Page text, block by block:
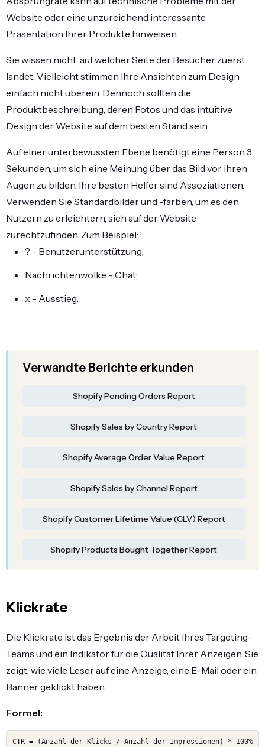
Website oder eine unzureichend interessante
Präsentation Ihrer Produkte hinweisen.
Sie wissen nicht, auf welcher Seite der Besucher zuerst
landet. Vielleicht stimmen Ihre Ansichten zum Design
einfach nicht überein. Dennoch sollten die
Produktbeschreibung, deren Fotos und das intuitive
Design der Website auf dem besten Stand sein.
Auf einer unterbewussten Ebene benötigt eine Person 3
Sekunden, um sich eine Meinung über das Bild vor ihren
Augen zu bilden. Ihre besten Helfer sind Assoziationen.
Verwenden Sie Standardbilder und -farben, um es den
Nutzern zu erleichtern, sich auf der Website
zurechtzufinden. Zum Beispiel:
? - Benutzerunterstützung;
Nachrichtenwolke - Chat;
x - Ausstieg.
Verwandte Berichte erkunden
Shopify Pending Orders Report
Shopify Sales by Country Report
Shopify Average Order Value Report
Shopify Sales by Channel Report
Shopify Customer Lifetime Value (CLV) Report
Shopify Products Bought Together Report
Klickrate
Die Klickrate ist das Ergebnis der Arbeit Ihres Targeting-
Teams und ein Indikator für die Qualität Ihrer Anzeigen. Sie
zeigt, wie viele Leser auf eine Anzeige, eine E-Mail oder ein
Banner geklickt haben.
Formel:
CTR = (Anzahl der Klicks / Anzahl der Impressionen) * 100%